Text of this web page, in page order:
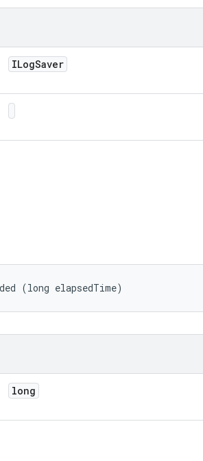
ILogSaver
(long elapsedTime)
long